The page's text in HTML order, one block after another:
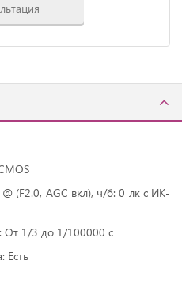
(F2.0, AGC вкл), ч/б: 0 лк с ИК-
От 1/3 до 1/100000 с
Есть